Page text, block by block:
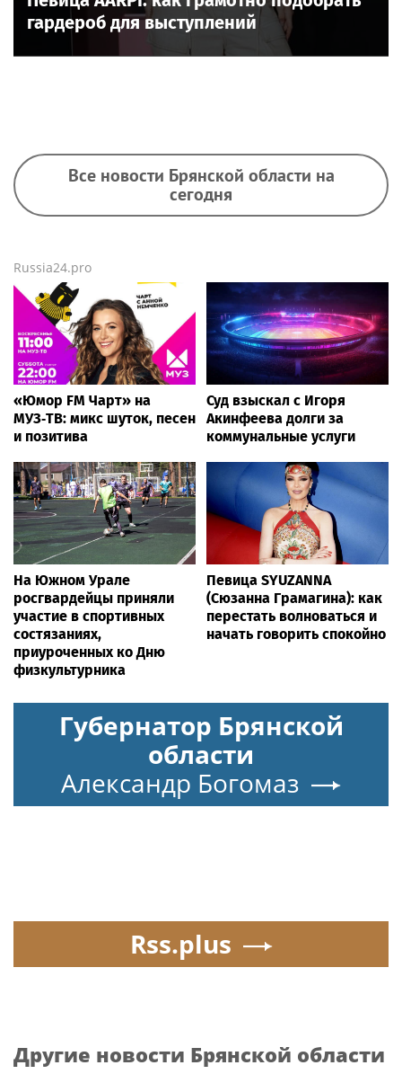
гардероб для выступлений
Все новости Брянской области на
сегодня
Russia24.pro
«Юмор FM Чарт» на
МУЗ‑ТВ: микс шуток, песен
и позитива
Суд взыскал с Игоря
Акинфеева долги за
коммунальные услуги
На Южном Урале
росгвардейцы приняли
участие в спортивных
состязаниях,
приуроченных ко Дню
физкультурника
Певица SYUZANNA
(Сюзанна Грамагина): как
перестать волноваться и
начать говорить спокойно
Губернатор Брянской
области
Александр Богомаз
Rss.plus
Другие новости Брянской области